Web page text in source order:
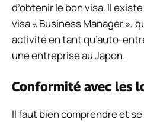
d’obtenir le bon visa. Il
visa « Business Manager »,
activité en tant qu’auto-
une entreprise au Japon.
Conformité avec les
Il faut bien comprendre et